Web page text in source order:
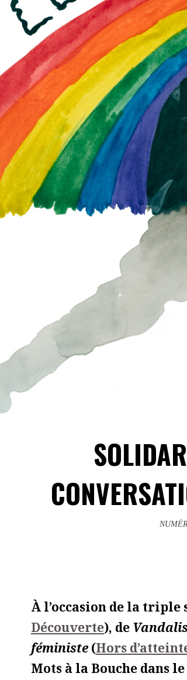
À l’occasion de la
Découverte), de
féministe (Hors
Mots à la Bouche dans